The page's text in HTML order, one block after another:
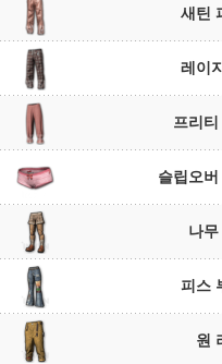
새틴
레이
프리티
슬립오버
나무
피스
원